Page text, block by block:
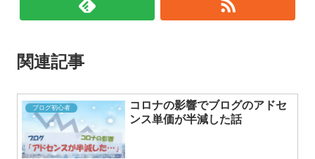
関連記事
ブログ初心者
コロナの影響でブログのアドセ
ンス単価が半減した話